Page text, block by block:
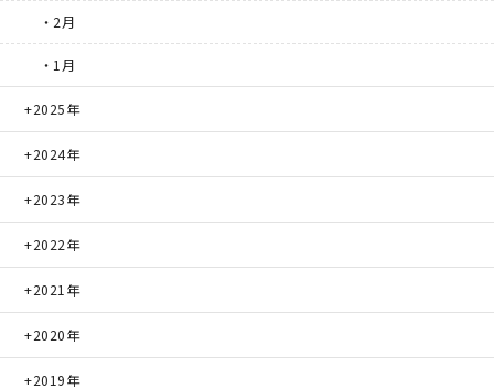
・2月
・1月
2025年
2024年
2023年
2022年
2021年
2020年
2019年